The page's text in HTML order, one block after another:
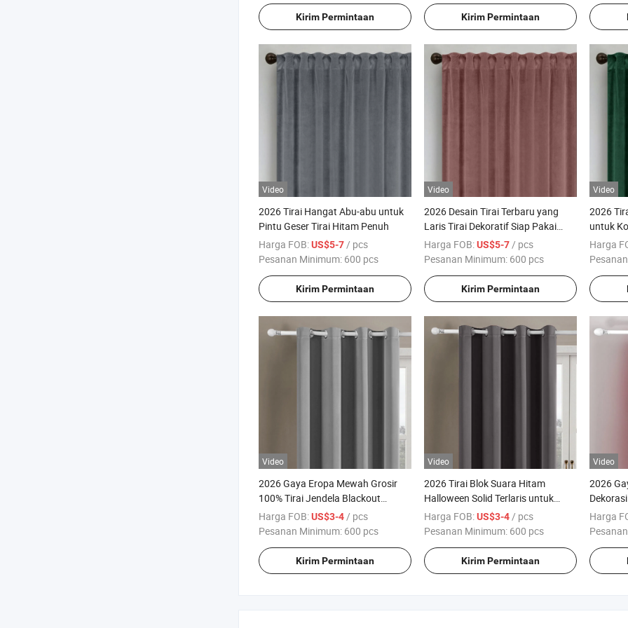
Kirim Permintaan Kirim Permintaan
Video
2026 Tirai Hangat Abu-abu untuk
Pintu Geser Tirai Hitam Penuh
Harga FOB:US$5-7/ pcs
Pesanan Minimum: 600 pcs
Kirim Permintaan
Video
2026 Desain Tirai Terbaru yang
Laris Tirai Dekoratif Siap Pakai
Tirai Polyester Beludru Merah
Muda
Harga FOB:US$5-7/ pcs
Pesanan Minimum: 600 pcs
Kirim Permintaan
Video
2026
untuk
Harga
Video
2026 Gaya Eropa Mewah Grosir
100% Tirai Jendela Blackout
Dekoratif Polyester Kustom untuk
Ruang Tamu
Harga FOB:US$3-4/ pcs
Pesanan Minimum: 600 pcs
Kirim Permintaan
Video
2026 Tirai Blok Suara Hitam
Halloween Solid Terlaris untuk
Kamar Tidur
Harga FOB:US$3-4/ pcs
Pesanan Minimum: 600 pcs
Kirim Permintaan
Video
2026
Tirai
Harga